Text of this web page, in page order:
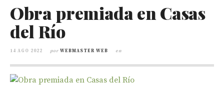
Obra premiada en Casas
del Río
14 AGO 2022 por WEBMASTER WEB en